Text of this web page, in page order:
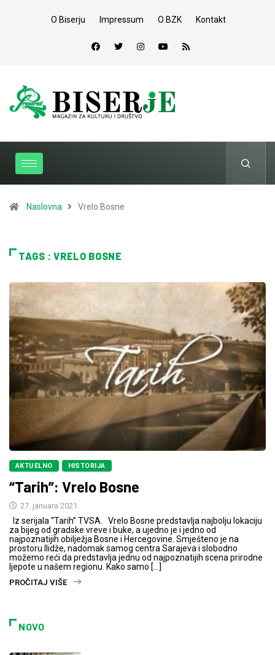
O Biserju Impressum O BZK Kontakt
Naslovna Vrelo Bosne
TAGS : VRELO BOSNE
AKTUELNO HISTORIJA
“Tarih”: Vrelo Bosne
27. januara 2021.
Iz serijala “Tarih” TVSA. Vrelo Bosne predstavlja najbolju lokaciju
za bijeg od gradske vreve i buke, a ujedno je i jedno od
najpoznatijih obilježja Bosne i Hercegovine. Smješteno je na
prostoru Ilidže, nadomak samog centra Sarajeva i slobodno
možemo reći da predstavlja jednu od najpoznatijih scena prirodne
ljepote u našem regionu. Kako samo […]
PROČITAJ VIŠE
NOVO